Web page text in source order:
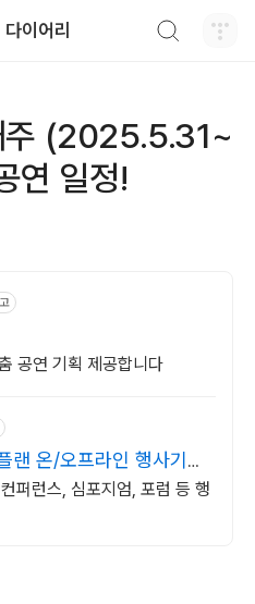
이어리
주 (2025.5.31~
연 일정!
공연 기획 제공합니다
랜 온/오프라인 행사기획
퍼런스, 심포지엄, 포럼 등 행